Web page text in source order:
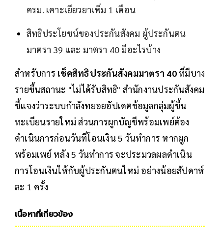
ครม. เคาะเยียวยาเพิ่ม 1 เดือน
สิทธิประโยชน์ของประกันสังคม ผู้ประกันตน
มาตรา 39 และ มาตรา 40 มีอะไรบ้าง
สำหรับการ เช็คสิทธิประกันสังคมมาตรา 40ที่มีบาง
รายขึ้นสถานะ "ไม่ได้รับสิทธิ" สำนักงานประกันสังคม
ชี้แจงว่าระบบกำลังทยอยอัปเดตข้อมูลกลุ่มผู้ขึ้น
ทะเบียนรายใหม่ ส่วนการผูกบัญชีพร้อมเพย์ต้อง
ดำเนินการก่อนวันที่โอนเงิน 5 วันทำการ หากผูก
พร้อมเพย์ หลัง 5 วันทำการ จะประมวลผลดำเนิน
การโอนเงินให้กับผู้ประกันตนใหม่ อย่างน้อยสัปดาห์
ละ 1 ครั้ง
เนื้อหาที่เกี่ยวข้อง